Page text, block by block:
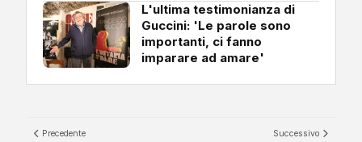
L'ultima testimonianza di
Guccini: 'Le parole sono
importanti, ci fanno
imparare ad amare'
Precedente Successivo